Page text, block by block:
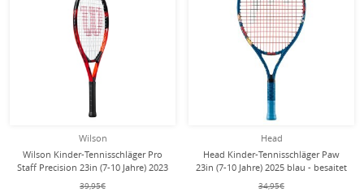
Wilson
Wilson Kinder-Tennisschläger Pro
Staff Precision 23in (7-10 Jahre) 2023
rot - besaitet -
39,95€
Head
Head Kinder-Tennisschläger Paw
23in (7-10 Jahre) 2025 blau - besaitet
-
34,95€